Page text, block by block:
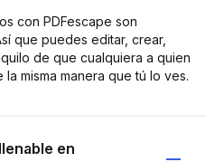
con PDFescape son
que puedes editar, crear,
de que cualquiera a quien
misma manera que tú lo ves.
en